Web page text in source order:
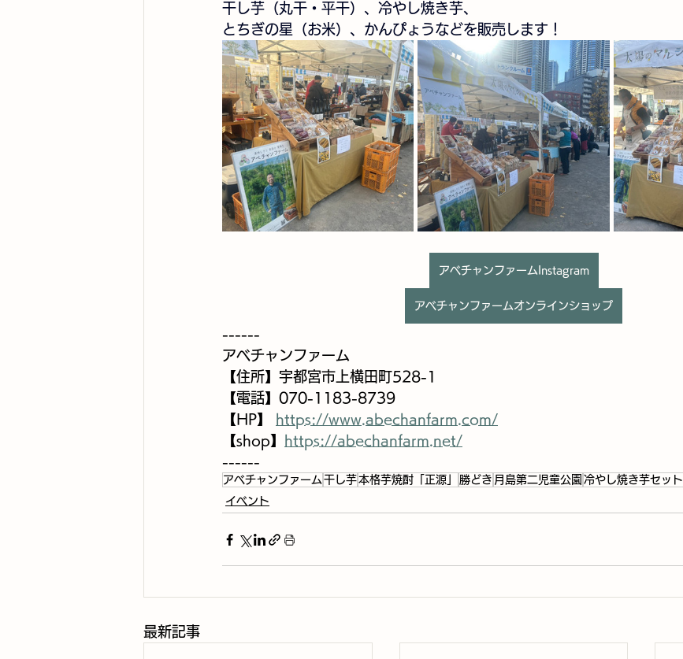
干し芋（丸干・平干）、冷やし焼き芋、
とちぎの星（お米）、かんぴょうなどを販売します！
アベチャンファームInstagram
アベチャンファームオンラインショップ
------
アベチャンファーム
【住所】宇都宮市上横田町528-1
【電話】070-1183-8739
【HP】
https://www.abechanfarm.com/
【shop】
https://abechanfarm.net/
------
アベチャンファーム 干し芋本格芋焼酎「正源」 勝どき 月島第二児童公園 冷やし焼き芋セット
イベント
最新記事